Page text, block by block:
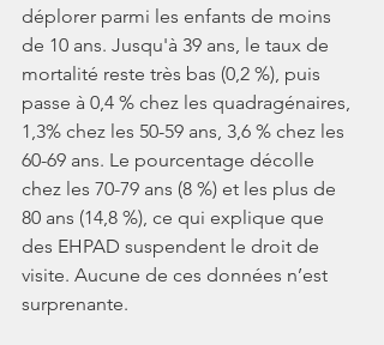
déplorer parmi les enfants de moins
de 10 ans. Jusqu'à 39 ans, le taux de
mortalité reste très bas (0,2 %), puis
passe à 0,4 % chez les quadragénaires,
1,3% chez les 50-59 ans, 3,6 % chez les
60-69 ans. Le pourcentage décolle
chez les 70-79 ans (8 %) et les plus de
80 ans (14,8 %), ce qui explique que
des EHPAD suspendent le droit de
visite. Aucune de ces données n’est
surprenante.